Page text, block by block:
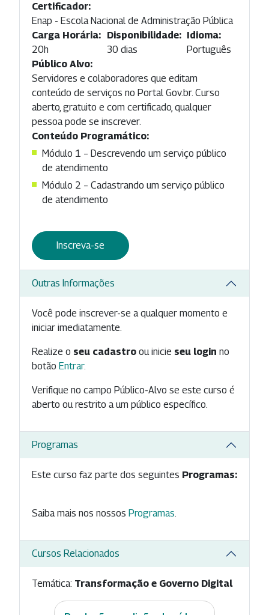
Certificador:
Enap - Escola Nacional de Administração Pública
Carga Horária:
20h
Disponibilidade:
30 dias
Idioma:
Português
Público Alvo:
Servidores e colaboradores que editam
conteúdo de serviços no Portal Gov.br. Curso
aberto, gratuito e com certificado, qualquer
pessoa pode se inscrever.
Conteúdo Programático:
Módulo 1 – Descrevendo um serviço público
de atendimento
Módulo 2 – Cadastrando um serviço público
de atendimento
Inscreva-se
Outras Informações
Você pode inscrever-se a qualquer momento e
iniciar imediatamente.
Realize o seu cadastro ou inicie seu login no
botão Entrar.
Verifique no campo Público-Alvo se este curso é
aberto ou restrito a um público específico.
Programas
Este curso faz parte dos seguintes Programas:
Saiba mais nos nossos Programas
Cursos Relacionados
Temática: Transformação e Governo Digital